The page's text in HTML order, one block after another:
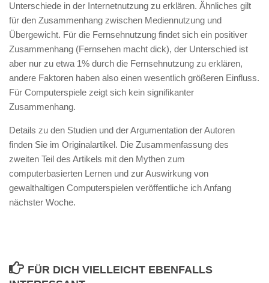
Unterschiede in der Internetnutzung zu erklären. Ähnliches gilt
für den Zusammenhang zwischen Mediennutzung und
Übergewicht. Für die Fernsehnutzung findet sich ein positiver
Zusammenhang (Fernsehen macht dick), der Unterschied ist
aber nur zu etwa 1% durch die Fernsehnutzung zu erklären,
andere Faktoren haben also einen wesentlich größeren Einfluss.
Für Computerspiele zeigt sich kein signifikanter
Zusammenhang.
Details zu den Studien und der Argumentation der Autoren
finden Sie im Originalartikel. Die Zusammenfassung des
zweiten Teil des Artikels mit den Mythen zum
computerbasierten Lernen und zur Auswirkung von
gewalthaltigen Computerspielen veröffentliche ich Anfang
nächster Woche.
FÜR DICH VIELLEICHT EBENFALLS